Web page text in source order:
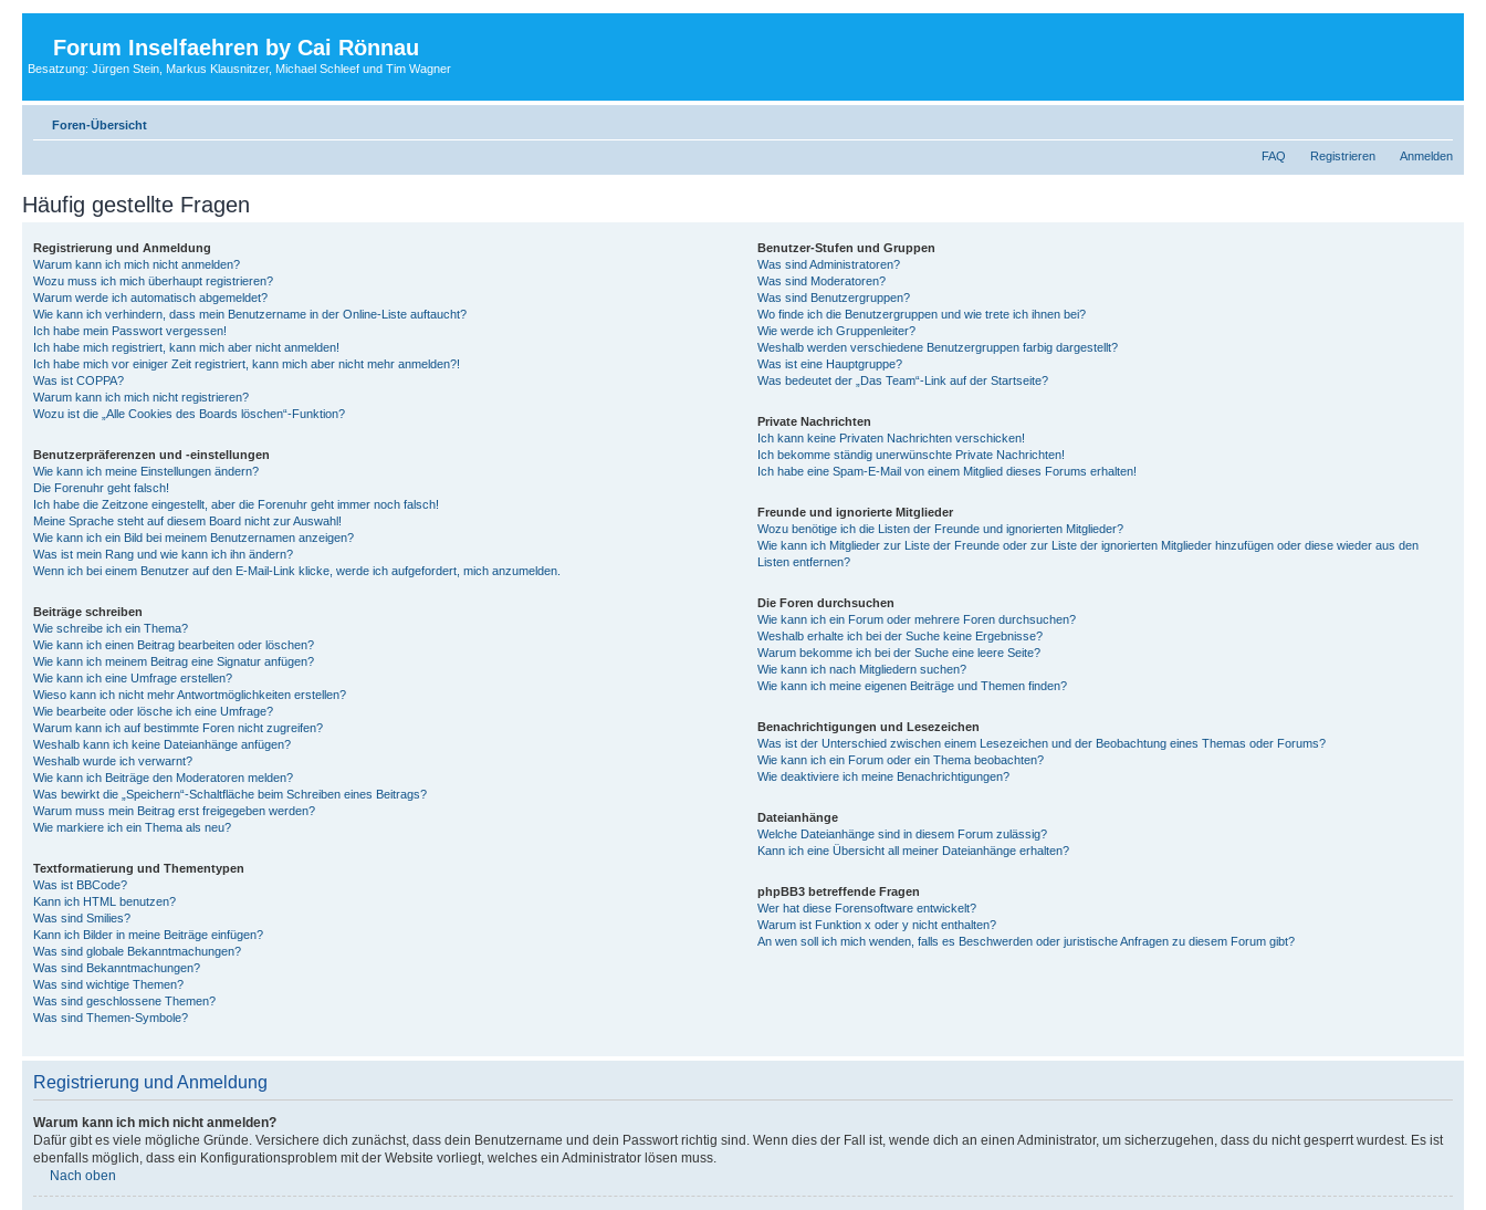
Forum Inselfaehren by Cai Rönnau
Besatzung: Jürgen Stein, Markus Klausnitzer, Michael Schleef und Tim Wagner
Foren-Übersicht
FAQ Registrieren Anmelden
Häufig gestellte Fragen
Registrierung und Anmeldung
Warum kann ich mich nicht anmelden?
Wozu muss ich mich überhaupt registrieren?
Warum werde ich automatisch abgemeldet?
Wie kann ich verhindern, dass mein Benutzername in der Online-Liste auftaucht?
Ich habe mein Passwort vergessen!
Ich habe mich registriert, kann mich aber nicht anmelden!
Ich habe mich vor einiger Zeit registriert, kann mich aber nicht mehr anmelden?!
Was ist COPPA?
Warum kann ich mich nicht registrieren?
Wozu ist die „Alle Cookies des Boards löschen“-Funktion?
Benutzerpräferenzen und -einstellungen
Wie kann ich meine Einstellungen ändern?
Die Forenuhr geht falsch!
Ich habe die Zeitzone eingestellt, aber die Forenuhr geht immer noch falsch!
Meine Sprache steht auf diesem Board nicht zur Auswahl!
Wie kann ich ein Bild bei meinem Benutzernamen anzeigen?
Was ist mein Rang und wie kann ich ihn ändern?
Wenn ich bei einem Benutzer auf den E-Mail-Link klicke, werde ich aufgefordert, mich anzumelden.
Beiträge schreiben
Wie schreibe ich ein Thema?
Wie kann ich einen Beitrag bearbeiten oder löschen?
Wie kann ich meinem Beitrag eine Signatur anfügen?
Wie kann ich eine Umfrage erstellen?
Wieso kann ich nicht mehr Antwortmöglichkeiten erstellen?
Wie bearbeite oder lösche ich eine Umfrage?
Warum kann ich auf bestimmte Foren nicht zugreifen?
Weshalb kann ich keine Dateianhänge anfügen?
Weshalb wurde ich verwarnt?
Wie kann ich Beiträge den Moderatoren melden?
Was bewirkt die „Speichern“-Schaltfläche beim Schreiben eines Beitrags?
Warum muss mein Beitrag erst freigegeben werden?
Wie markiere ich ein Thema als neu?
Textformatierung und Thementypen
Was ist BBCode?
Kann ich HTML benutzen?
Was sind Smilies?
Kann ich Bilder in meine Beiträge einfügen?
Was sind globale Bekanntmachungen?
Was sind Bekanntmachungen?
Was sind wichtige Themen?
Was sind geschlossene Themen?
Was sind Themen-Symbole?
Benutzer-Stufen und Gruppen
Was sind Administratoren?
Was sind Moderatoren?
Was sind Benutzergruppen?
Wo finde ich die Benutzergruppen und wie trete ich ihnen bei?
Wie werde ich Gruppenleiter?
Weshalb werden verschiedene Benutzergruppen farbig dargestellt?
Was ist eine Hauptgruppe?
Was bedeutet der „Das Team“-Link auf der Startseite?
Private Nachrichten
Ich kann keine Privaten Nachrichten verschicken!
Ich bekomme ständig unerwünschte Private Nachrichten!
Ich habe eine Spam-E-Mail von einem Mitglied dieses Forums erhalten!
Freunde und ignorierte Mitglieder
Wozu benötige ich die Listen der Freunde und ignorierten Mitglieder?
Wie kann ich Mitglieder zur Liste der Freunde oder zur Liste der ignorierten Mitglieder hinzufügen oder diese wieder aus den
Listen entfernen?
Die Foren durchsuchen
Wie kann ich ein Forum oder mehrere Foren durchsuchen?
Weshalb erhalte ich bei der Suche keine Ergebnisse?
Warum bekomme ich bei der Suche eine leere Seite?
Wie kann ich nach Mitgliedern suchen?
Wie kann ich meine eigenen Beiträge und Themen finden?
Benachrichtigungen und Lesezeichen
Was ist der Unterschied zwischen einem Lesezeichen und der Beobachtung eines Themas oder Forums?
Wie kann ich ein Forum oder ein Thema beobachten?
Wie deaktiviere ich meine Benachrichtigungen?
Dateianhänge
Welche Dateianhänge sind in diesem Forum zulässig?
Kann ich eine Übersicht all meiner Dateianhänge erhalten?
phpBB3 betreffende Fragen
Wer hat diese Forensoftware entwickelt?
Warum ist Funktion x oder y nicht enthalten?
An wen soll ich mich wenden, falls es Beschwerden oder juristische Anfragen zu diesem Forum gibt?
Registrierung und Anmeldung
Warum kann ich mich nicht anmelden?
Dafür gibt es viele mögliche Gründe. Versichere dich zunächst, dass dein Benutzername und dein Passwort richtig sind. Wenn dies der Fall ist, wende dich an einen Administrator, um sicherzugehen, dass du nicht gesperrt wurdest. Es ist
ebenfalls möglich, dass ein Konfigurationsproblem mit der Website vorliegt, welches ein Administrator lösen muss.
Nach oben